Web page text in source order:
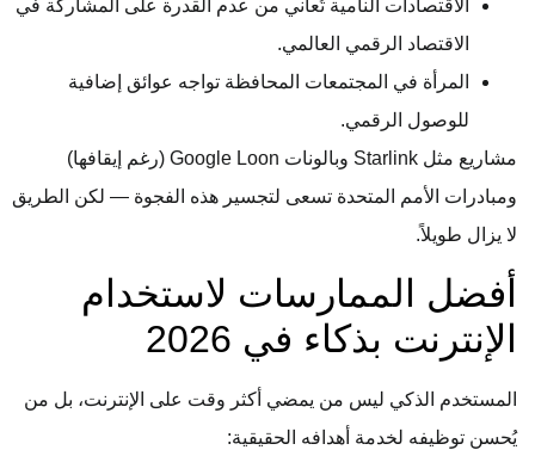
الاقتصادات النامية تُعاني من عدم القدرة على المشاركة في
الاقتصاد الرقمي العالمي.
المرأة في المجتمعات المحافظة تواجه عوائق إضافية
للوصول الرقمي.
مشاريع مثل Starlink وبالونات Google Loon (رغم إيقافها)
ومبادرات الأمم المتحدة تسعى لتجسير هذه الفجوة — لكن الطريق
لا يزال طويلاً.
أفضل الممارسات لاستخدام
الإنترنت بذكاء في 2026
المستخدم الذكي ليس من يمضي أكثر وقت على الإنترنت، بل من
يُحسن توظيفه لخدمة أهدافه الحقيقية: